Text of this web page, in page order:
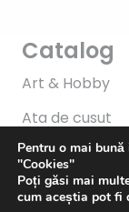
Catalog
Art & Hobby
Ata de cusut
Pasmanterie
Tesaturi
Pentru o mai
"Cookies"
Poți găsi mai
cum aceștia pot fi